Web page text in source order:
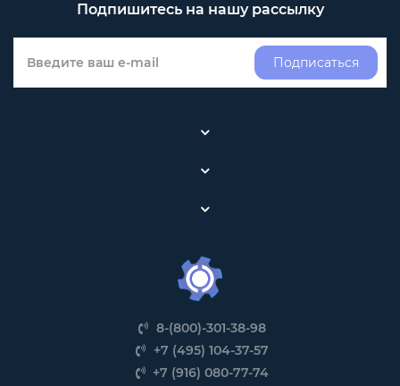
Подпишитесь на нашу рассылку
Подписаться
8-(800)-301-38-98
+7 (495) 104-37-57
+7 (916) 080-77-74